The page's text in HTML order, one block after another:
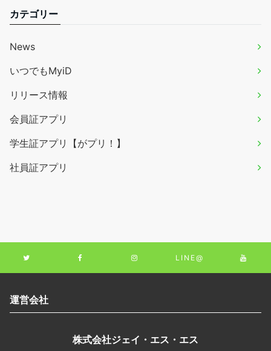
カテゴリー
News
いつでもMyiD
リリース情報
会員証アプリ
学生証アプリ【がプリ！】
社員証アプリ
LINE@
運営会社
株式会社ジェイ・エス・エス